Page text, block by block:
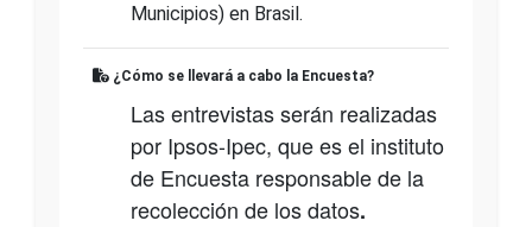
Municipios) en Brasil.
¿Cómo se llevará a cabo la Encuesta?
Las entrevistas serán realizadas
por Ipsos-Ipec, que es el instituto
de Encuesta responsable de la
recolección de los datos.